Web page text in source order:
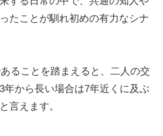
たことが馴れ初めの有力なシナ
ることを踏まえると、二人の交
年から長い場合は7年近くに及ぶ
言えます。